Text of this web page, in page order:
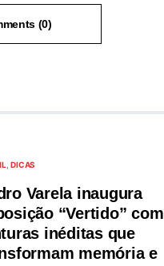
(0)
DICAS
Varela inaugura
“Vertido” com
inéditas que
memória e